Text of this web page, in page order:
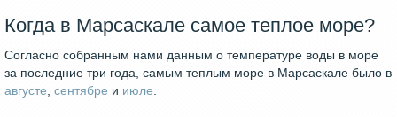
Когда в Марсаскале самое теплое море?
Согласно собранным нами данным о температуре воды в море
за последние три года, самым теплым море в Марсаскале было в
августе, сентябре и июле.